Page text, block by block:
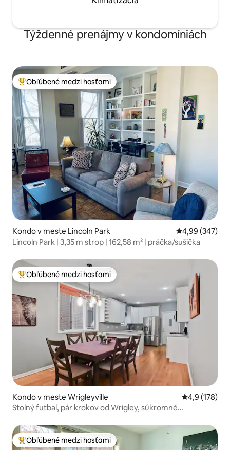
Týždenné prenájmy v kondomíniách
Najobľúbenejšie medzi hosťami
Obľúbené medzi hosťami
Kondo v meste Lincoln Park Priemerné
4,99 (347)
Lincoln Park | 3,35 m strop | 162,58 m² | práčka/sušička
Najobľúbenejšie medzi hosťami
Obľúbené medzi hosťami
Kondo v meste Wrigleyville Priemerné
4,9 (178)
Stolný futbal, pár krokov od Wrigley, súkromné
Najobľúbenejšie medzi hosťami
Obľúbené medzi hosťami